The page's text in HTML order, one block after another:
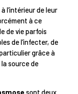
l’intérieur de leur
à ce
de vie parfois
de l’infecter, de
particulier grâce à
source de
sont deux